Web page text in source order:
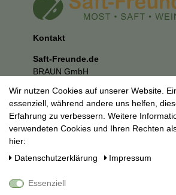
Kontakt
Saft-Freunde.de
BRAUN GmbH
73037 Göppingen
E-Mail:mail@saft-freunde.de
Unternehmen
Impressum
Wir nutzen Cookies auf unserer Website.
essenziell, während andere uns helfen,
Erfahrung zu verbessern. Weitere
verwendeten Cookies und Ihren Rechten
hier:
Daten­schutz­erklärung
Impressum
Essenziell